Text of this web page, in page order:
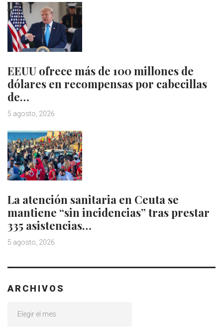
EEUU ofrece más de 100 millones de
dólares en recompensas por cabecillas
de…
5 agosto, 2026
La atención sanitaria en Ceuta se
mantiene “sin incidencias” tras prestar
335 asistencias…
5 agosto, 2026
ARCHIVOS